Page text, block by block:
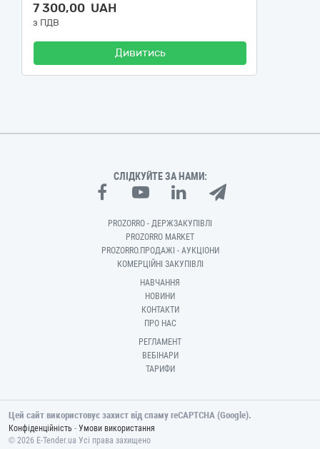
7 300,00 UAH
з ПДВ
Дивитись
СЛІДКУЙТЕ ЗА НАМИ:
PROZORRO - ДЕРЖЗАКУПІВЛІ
PROZORRO MARKET
PROZORRO.ПРОДАЖІ - АУКЦІОНИ
КОМЕРЦІЙНІ ЗАКУПІВЛІ
НАВЧАННЯ
НОВИНИ
КОНТАКТИ
ПРО НАС
РЕГЛАМЕНТ
ВЕБІНАРИ
ТАРИФИ
Цей сайт використовує захист від спаму reCAPTCHA (Google).
Конфіденційність - Умови використання
© 2026 E-Tender.ua Усі права захищено